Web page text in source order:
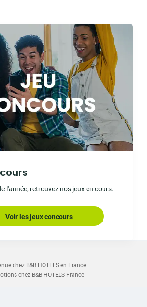
l'année, retrouvez nos jeux en cours.
Voir les jeux concours
chez B&B HOTELS en France
chez B&B HOTELS France